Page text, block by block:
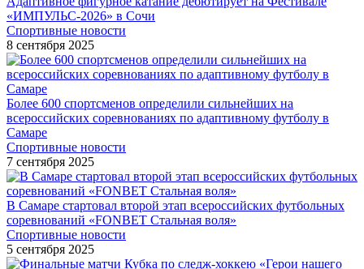
«ИМПУЛЬС-2026» в Сочи
Спортивные новости
8 сентября 2025
Более 600 спортсменов определили сильнейших на
всероссийских соревнованиях по адаптивному футболу в
Самаре
Спортивные новости
7 сентября 2025
В Самаре стартовал второй этап всероссийских футбольных
соревнований «FONBET Стальная воля»
Спортивные новости
5 сентября 2025